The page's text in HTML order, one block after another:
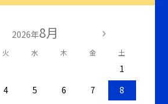
2026年8月
火 水 木 金 土
1
4 5 6 7
8